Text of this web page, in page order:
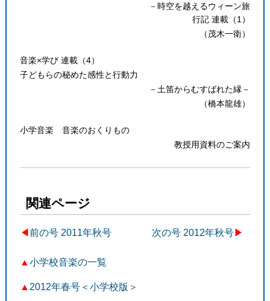
－時空を越えるウィーン旅
行記 連載（1）
（茂木一衛）
音楽×学び 連載（4）
子どもらの秘めた感性と行動力
－土笛からむすばれた縁－
（橋本龍雄）
小学音楽 音楽のおくりもの
教授用資料のご案内
関連ページ
◀︎前の号 2011年秋号 次の号 2012年秋号▶
▲ 小学校音楽の一覧
▲ 2012年春号＜小学校版＞